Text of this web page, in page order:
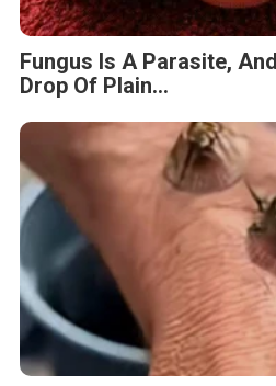
Fungus Is A Parasite,
Drop Of Plain...